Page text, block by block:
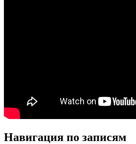
Навигация по записям